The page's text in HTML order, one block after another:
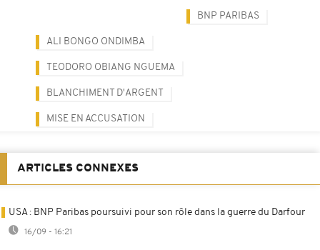
BNP PARIBAS
ALI BONGO ONDIMBA
TEODORO OBIANG NGUEMA
BLANCHIMENT D'ARGENT
MISE EN ACCUSATION
ARTICLES CONNEXES
USA : BNP Paribas poursuivi pour son rôle dans la guerre du Darfour
16/09 - 16:21